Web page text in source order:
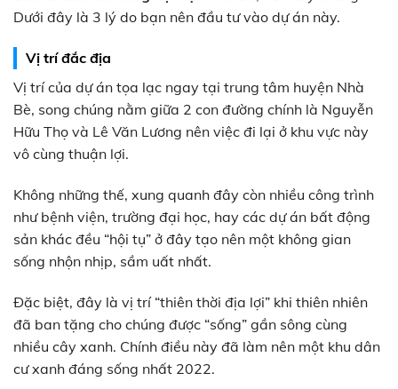
Dưới đây là 3 lý do bạn nên đầu tư vào dự án này.
Vị trí đắc địa
Vị trí của dự án tọa lạc ngay tại trung tâm huyện Nhà
Bè, song chúng nằm giữa 2 con đường chính là Nguyễn
Hữu Thọ và Lê Văn Lương nên việc đi lại ở khu vực này
vô cùng thuận lợi.
Không những thế, xung quanh đây còn nhiều công trình
như bệnh viện, trường đại học, hay các dự án bất động
sản khác đều “hội tụ” ở đây tạo nên một không gian
sống nhộn nhịp, sầm uất nhất.
Đặc biệt, đây là vị trí “thiên thời địa lợi” khi thiên nhiên
đã ban tặng cho chúng được “sống” gần sông cùng
nhiều cây xanh. Chính điều này đã làm nên một khu dân
cư xanh đáng sống nhất 2022.